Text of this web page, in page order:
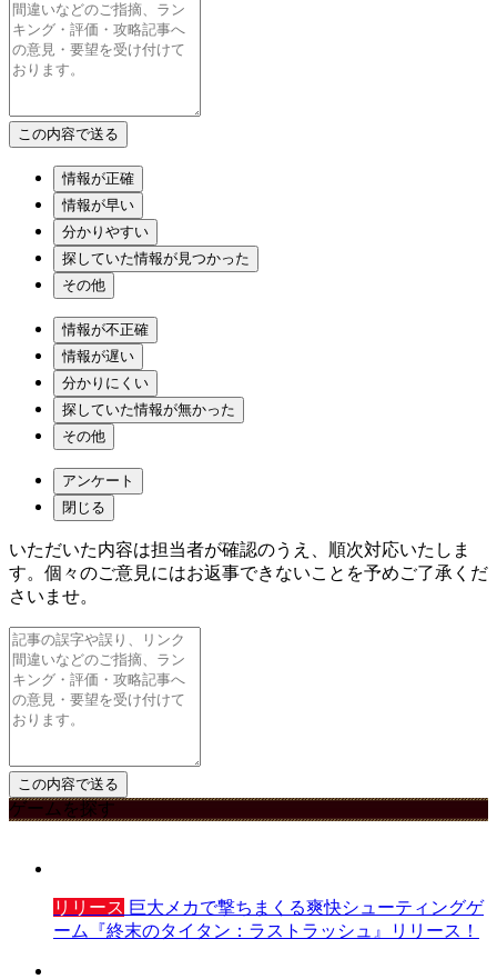
情報が正確
情報が早い
分かりやすい
探していた情報が見つかった
その他
情報が不正確
情報が遅い
分かりにくい
探していた情報が無かった
その他
アンケート
閉じる
いただいた内容は担当者が確認のうえ、順次対応いたしま
す。個々のご意見にはお返事できないことを予めご了承くだ
さいませ。
ゲームを探す
リリース 巨大メカで撃ちまくる爽快シューティングゲ
ーム『終末のタイタン：ラストラッシュ』リリース！